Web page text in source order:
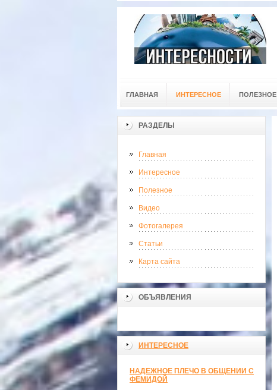
ГЛАВНАЯ ИНТЕРЕСНОЕ ПОЛЕЗНОЕ
РАЗДЕЛЫ
Главная
Интересное
Полезное
Видео
Фотогалерея
Статьи
Карта сайта
ОБЪЯВЛЕНИЯ
ИНТЕРЕСНОЕ
НАДЕЖНОЕ ПЛЕЧО В ОБЩЕНИИ С
ФЕМИДОЙ